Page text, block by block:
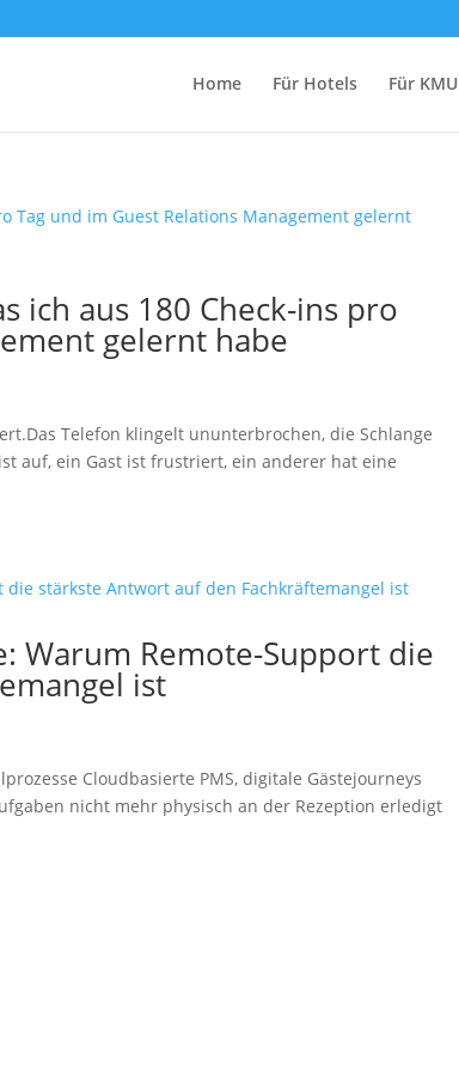
Home Für Hotels Für KMU
ich aus 180 Check-ins pro
gelernt habe
Telefon klingelt ununterbrochen, die Schlange
auf, ein Gast ist frustriert, ein anderer hat eine
Warum Remote-Support die
ist
Cloudbasierte PMS, digitale Gästejourneys
nicht mehr physisch an der Rezeption erledigt